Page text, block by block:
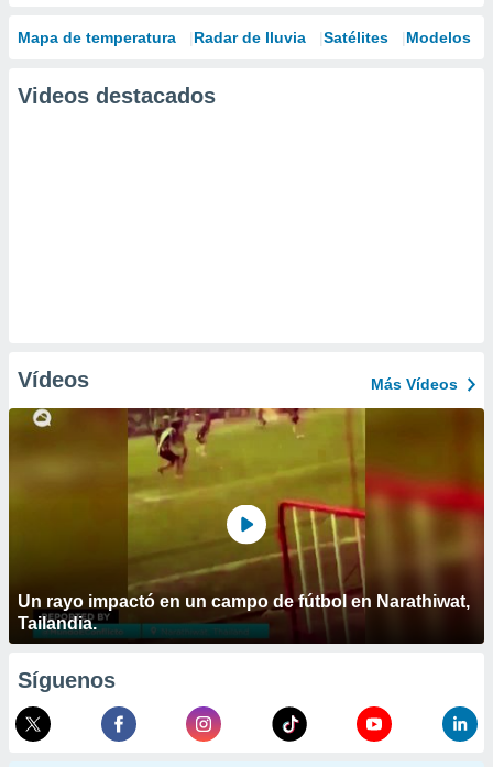
Mapa de temperatura Radar de lluvia Satélites Modelos
Videos destacados
Vídeos Más Vídeos
Un rayo impactó en un campo de fútbol en Narathiwat,
Tailandia.
Síguenos